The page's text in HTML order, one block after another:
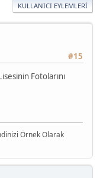
KULLANICI EYLEMLERI
#15
Fotolarını
Örnek Olarak